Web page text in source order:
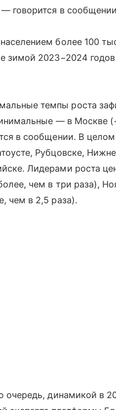
говорится в
более 100
зимой 2023−2024
темпы роста
— в Москве
в сообщении. В
Рубцовске,
Лидерами роста
чем в три раза),
чем в 2,5 раза).
очередь, динамикой в